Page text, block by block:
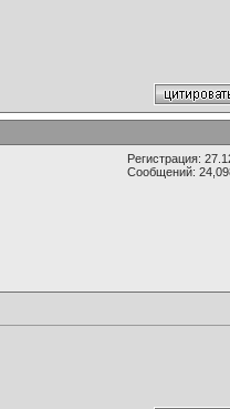
Регистрация:
Сообщений: